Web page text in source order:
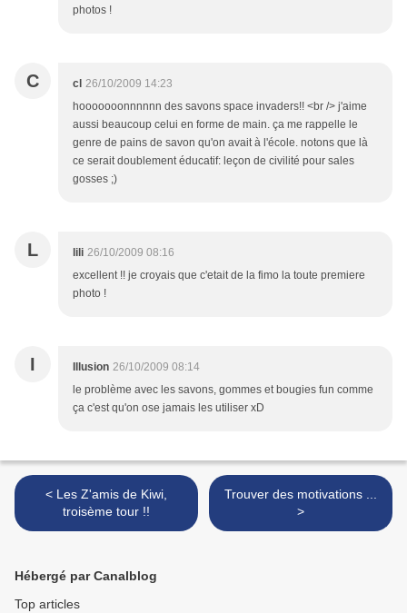
photos !
C cl 26/10/2009 14:23
hooooooonnnnnn des savons space invaders!! <br /> j'aime
aussi beaucoup celui en forme de main. ça me rappelle le
genre de pains de savon qu'on avait à l'école. notons que là
ce serait doublement éducatif: leçon de civilité pour sales
gosses ;)
L lili 26/10/2009 08:16
excellent !! je croyais que c'etait de la fimo la toute premiere
photo !
I Illusion 26/10/2009 08:14
le problème avec les savons, gommes et bougies fun comme
ça c'est qu'on ose jamais les utiliser xD
< Les Z'amis de Kiwi,
troisème tour !!
Trouver des motivations ...
>
Hébergé par Canalblog
Top articles